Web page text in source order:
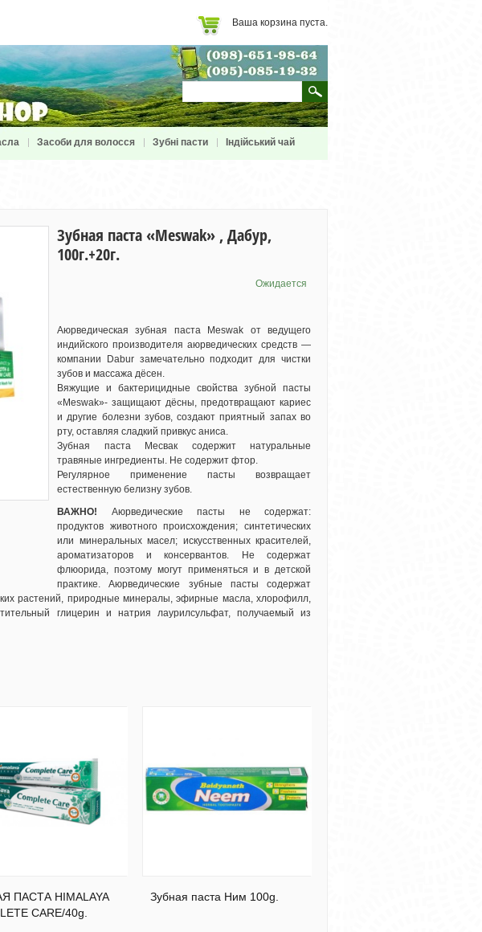
Ваша корзина пуста.
Засоби для волосся Зубні пасти Індійський чай
Зубная паста «Meswak» , Дабур,
100г.+20г.
Ожидается
Аюрведическая зубная паста Meswak от ведущего
индийского производителя аюрведических средств —
компании Dabur замечательно подходит для чистки
зубов и массажа дёсен.
Вяжущие и бактерицидные свойства зубной пасты
«Meswak»- защищают дёсны, предотвращают кариес
и другие болезни зубов, создают приятный запах во
рту, оставляя сладкий привкус аниса.
Зубная паста Месвак содержит натуральные
травяные ингредиенты. Не содержит фтор.
Регулярное применение пасты возвращает
естественную белизну зубов.
ВАЖНО! Аюрведические пасты не содержат:
продуктов животного происхождения; синтетических
или минеральных масел; искусственных красителей,
ароматизаторов и консервантов. Не содержат
флюорида, поэтому могут применяться и в детской
практике. Аюрведические зубные пасты содержат
растений, природные минералы, эфирные масла, хлорофилл,
глицерин и натрия лаурилсульфат, получаемый из
ПАСТА HIMALAYA
CARE/40g.
Зубная паста Ним 100g.